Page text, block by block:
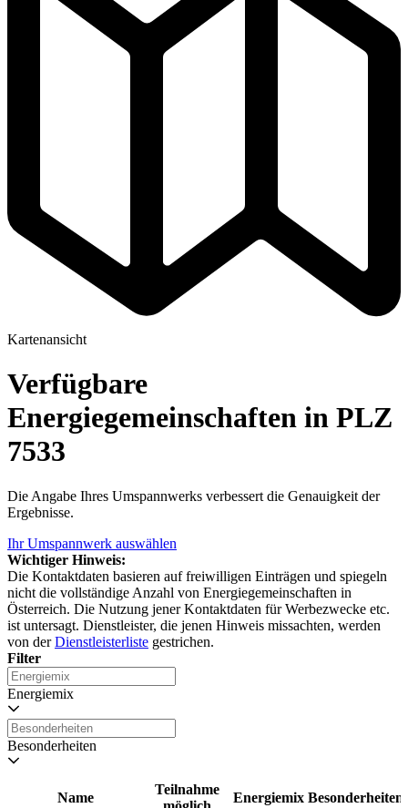
Kartenansicht
Verfügbare
Energiegemeinschaften in PLZ
7533
Die Angabe Ihres Umspannwerks verbessert die Genauigkeit der
Ergebnisse.
Ihr Umspannwerk auswählen
Wichtiger Hinweis:
Die Kontaktdaten basieren auf freiwilligen Einträgen und spiegeln
nicht die vollständige Anzahl von Energiegemeinschaften in
Österreich. Die Nutzung jener Kontaktdaten für Werbezwecke etc.
ist untersagt. Dienstleister, die jenen Hinweis missachten, werden
von derDienstleisterliste gestrichen.
Filter
Energiemix
Besonderheiten
Name
Teilnahme
Energiemix Besonderheiten